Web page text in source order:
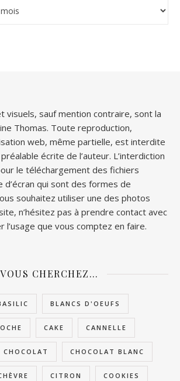
visuels, sauf mention contraire, sont la
Thomas. Toute reproduction,
web, même partielle, est interdite
écrite de l’auteur. L’interdiction
le téléchargement des fichiers
d’écran qui sont des formes de
souhaitez utiliser une des photos
n’hésitez pas à prendre contact avec
l’usage que vous comptez en faire.
VOUS CHERCHEZ…
BLANCS D'OEUFS
CAKE CANNELLE
CHOCOLAT CHOCOLAT BLANC
CITRON COOKIES